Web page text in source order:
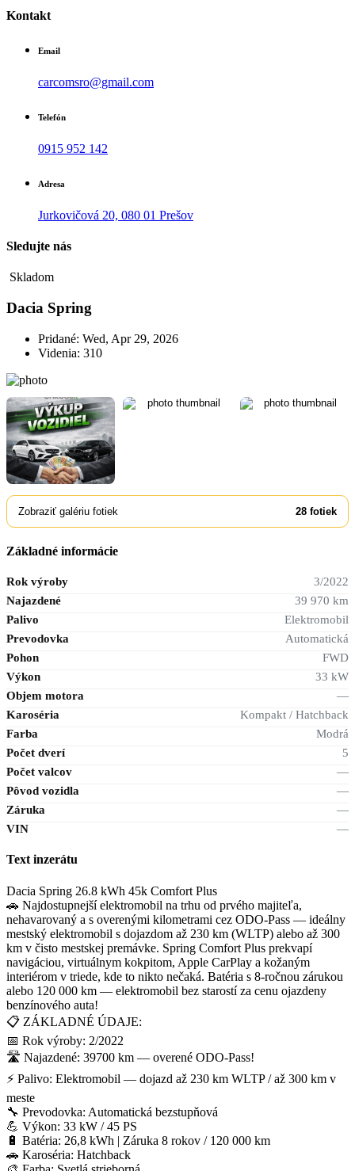
Kontakt
Email
carcomsro@gmail.com
Telefón
0915 952 142
Adresa
Jurkovičová 20, 080 01 Prešov
Sledujte nás
Skladom
Dacia Spring
Pridané: Wed, Apr 29, 2026
Videnia: 310
Zobraziť galériu fotiek 28 fotiek
Základné informácie
Rok výroby
3/2022
Najazdené
39 970 km
Palivo
Elektromobil
Prevodovka
Automatická
Pohon
FWD
Výkon
33 kW
Objem motora
—
Karoséria
Kompakt / Hatchback
Farba
Modrá
Počet dverí
5
Počet valcov
—
Pôvod vozidla
—
Záruka
—
VIN
—
Text inzerátu
Dacia Spring 26.8 kWh 45k Comfort Plus
🚗 Najdostupnejší elektromobil na trhu od prvého majiteľa,
nehavarovaný a s overenými kilometrami cez ODO-Pass — ideálny
mestský elektromobil s dojazdom až 230 km (WLTP) alebo až 300
km v čisto mestskej premávke. Spring Comfort Plus prekvapí
navigáciou, virtuálnym kokpitom, Apple CarPlay a kožaným
interiérom v triede, kde to nikto nečaká. Batéria s 8-ročnou zárukou
alebo 120 000 km — elektromobil bez starostí za cenu ojazdeny
benzínového auta!
📋 ZÁKLADNÉ ÚDAJE:
📅 Rok výroby: 2/2022
🛣️ Najazdené: 39700 km — overené ODO-Pass!
⚡ Palivo: Elektromobil — dojazd až 230 km WLTP / až 300 km v
meste
🔧 Prevodovka: Automatická bezstupňová
💪 Výkon: 33 kW / 45 PS
🔋 Batéria: 26,8 kWh | Záruka 8 rokov / 120 000 km
🚗 Karoséria: Hatchback